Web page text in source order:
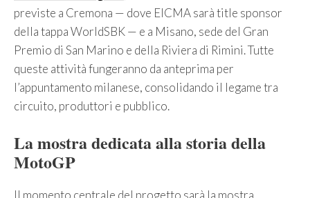
previste a Cremona — dove EICMA sarà title sponsor
della tappa WorldSBK — e a Misano, sede del Gran
Premio di San Marino e della Riviera di Rimini. Tutte
queste attività fungeranno da anteprima per
l’appuntamento milanese, consolidando il legame tra
circuito, produttori e pubblico.
La mostra dedicata alla storia della
MotoGP
Il momento centrale del progetto sarà la mostra